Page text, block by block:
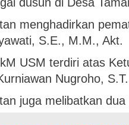
menghadirkan
S.E., M.M., Akt.
USM terdiri atas
Nugroho,
juga melibatkan